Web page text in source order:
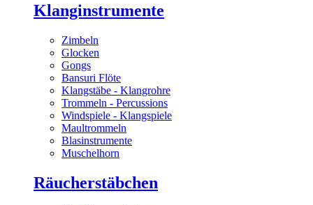
Klanginstrumente
Zimbeln
Glocken
Gongs
Bansuri Flöte
Klangstäbe - Klangrohre
Trommeln - Percussions
Windspiele - Klangspiele
Maultrommeln
Blasinstrumente
Muschelhorn
Räucherstäbchen